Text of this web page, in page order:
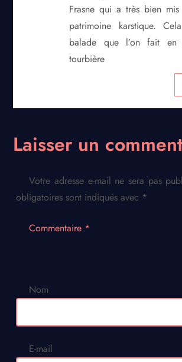
Frasne qui a très bien
patrimoine karstique.
balade que l’on fait
tourbière
Laisser un
Votre adresse e-mail ne sera pas
obligatoires sont indiqués avec *
Commentaire *
E-